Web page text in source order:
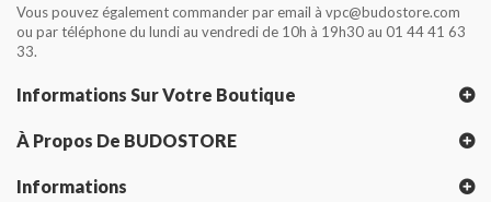
Vous pouvez également commander par email à vpc@budostore.com
ou par téléphone du lundi au vendredi de 10h à 19h30 au 01 44 41 63
33.
Informations Sur Votre Boutique
À Propos De BUDOSTORE
Informations